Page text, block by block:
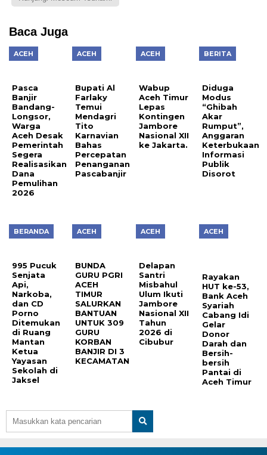
Baca Juga
ACEH
Pasca
Banjir
Bandang-
Longsor,
Warga
Aceh Desak
Pemerintah
Segera
Realisasikan
Dana
Pemulihan
2026
ACEH
Bupati Al
Farlaky
Temui
Mendagri
Tito
Karnavian
Bahas
Percepatan
Penanganan
Pascabanjir
ACEH
Wabup
Aceh Timur
Lepas
Kontingen
Jambore
Nasional XII
ke Jakarta.
BERITA
Diduga
Modus
“Ghibah
Akar
Rumput”,
Anggaran
Keterbukaan
Informasi
Publik
Disorot
BERANDA
995 Pucuk
Senjata
Api,
Narkoba,
dan CD
Porno
Ditemukan
di Ruang
Mantan
Ketua
Yayasan
Sekolah di
Jaksel
ACEH
BUNDA
GURU PGRI
ACEH
TIMUR
SALURKAN
BANTUAN
UNTUK 309
GURU
KORBAN
BANJIR DI 3
KECAMATAN
ACEH
Delapan
Santri
Misbahul
Ulum Ikuti
Jambore
Nasional XII
Tahun
2026 di
Cibubur
ACEH
Rayakan
HUT ke-53,
Bank Aceh
Syariah
Cabang Idi
Gelar
Donor
Darah dan
Bersih-
bersih
Pantai di
Aceh Timur